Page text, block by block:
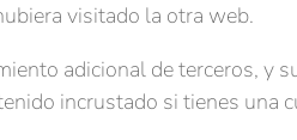
visitado la otra web.
adicional de terceros, y
incrustado si tienes una